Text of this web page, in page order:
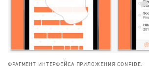
ФРАГМЕНТ ИНТЕРФЕЙСА ПРИЛОЖЕНИЯ CONFIDE.